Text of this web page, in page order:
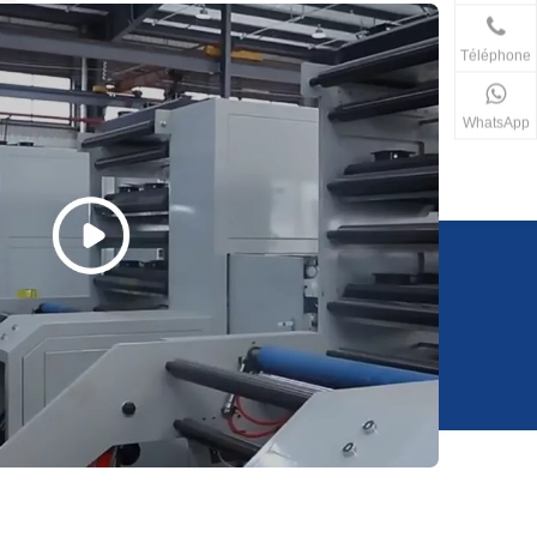
les machines d'impression flexographique, tels que
d'impression, les machines de montage de
anilox, machines de nettoyage de plaques
Téléphone
WhatsApp